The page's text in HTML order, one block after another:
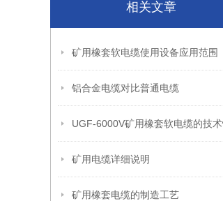
相关文章
矿用橡套软电缆使用设备应用范围
铝合金电缆对比普通电缆
UGF-6000V矿用橡套软电缆的技
矿用电缆详细说明
矿用橡套电缆的制造工艺